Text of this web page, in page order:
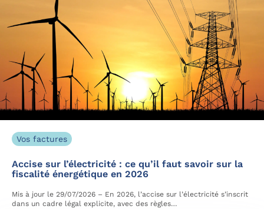
Vos factures
Accise sur l’électricité : ce qu’il faut savoir sur la
fiscalité énergétique en 2026
Mis à jour le 29/07/2026 – En 2026, l’accise sur l’électricité s’inscrit
dans un cadre légal explicite, avec des règles…